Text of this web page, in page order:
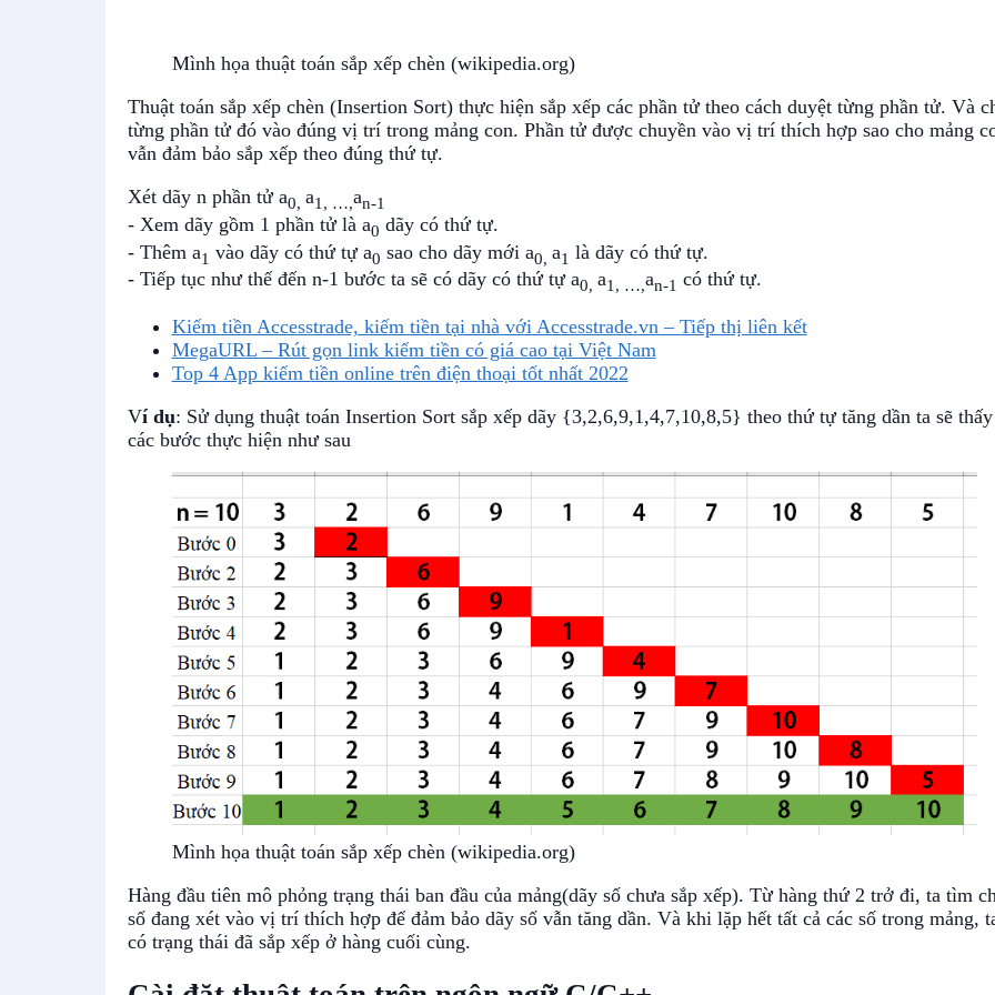
Mình họa thuật toán sắp xếp chèn (wikipedia.org)
Thuật toán sắp xếp chèn (Insertion Sort) thực hiện sắp xếp các phần tử theo cách duyệt từng phần tử. Và
từng phần tử đó vào đúng vị trí trong mảng con. Phần tử được chuyền vào vị trí thích hợp sao cho mảng
vẫn đảm bảo sắp xếp theo đúng thứ tự.
Xét dãy n phần tử a0, a1, …,an-1
- Xem dãy gồm 1 phần tử là a0 dãy có thứ tự.
- Thêm a1 vào dãy có thứ tự a0 sao cho dãy mới a0, a1 là dãy có thứ tự.
- Tiếp tục như thế đến n-1 bước ta sẽ có dãy có thứ tự a0, a1, …,an-1 có thứ tự.
Kiếm tiền Accesstrade, kiếm tiền tại nhà với Accesstrade.vn – Tiếp thị liên kết
MegaURL – Rút gọn link kiếm tiền có giá cao tại Việt Nam
Top 4 App kiếm tiền online trên điện thoại tốt nhất 2022
Ví dụ: Sử dụng thuật toán Insertion Sort sắp xếp dãy {3,2,6,9,1,4,7,10,8,5} theo thứ tự tăng dần ta sẽ thấy
các bước thực hiện như sau
Mình họa thuật toán sắp xếp chèn (wikipedia.org)
Hàng đầu tiên mô phỏng trạng thái ban đầu của mảng(dãy số chưa sắp xếp). Từ hàng thứ 2 trở đi, ta tìm
số đang xét vào vị trí thích hợp để đảm bảo dãy số vẫn tăng dần. Và khi lặp hết tất cả các số trong mảng,
có trạng thái đã sắp xếp ở hàng cuối cùng.